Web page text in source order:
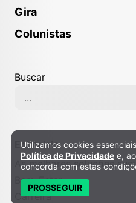
Gira
Colunistas
Buscar
Editoriais
As melhores soluções
Bem-Estar
Carreira
Política de Privacidade e
Utilizamos cookies
Política de Privacidade e,
concorda com estas
PROSSEGUIR